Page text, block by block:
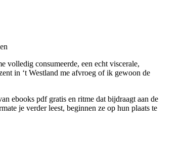
volledig consumeerde, een echt viscerale,
in ‘t Westland me afvroeg of ik gewoon de
ebooks pdf gratis en ritme dat bijdraagt aan de
je verder leest, beginnen ze op hun plaats te